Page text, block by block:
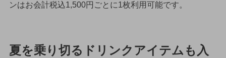
ンはお会計税込1,500円ごとに1枚利用可能です。
夏を乗り切るドリンクアイテムも入